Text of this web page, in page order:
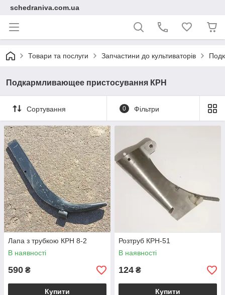
schedraniva.com.ua
Товари та послуги Запчастини до культиваторів
Подкармливающее пристосування КРН
Сортування 0 Фільтри
Лапа з трубкою КРН 8-2
В наявності
590 ₴
Купити
Розтруб КРН-51
В наявності
124 ₴
Купити